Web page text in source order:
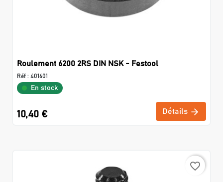
Roulement 6200 2RS DIN NSK - Festool
Réf : 401601
En stock
10,40 € Détails
favorite_border